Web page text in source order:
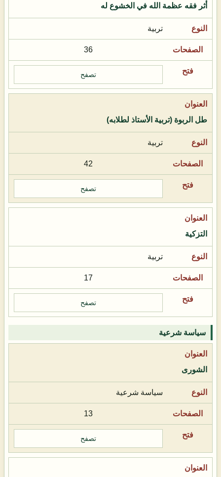
أثر فقه عظمة الله في الخشوع له
تربية
36
تصفح
طل الربوة (تربية الأستاذ لطلابه)
تربية
42
تصفح
التزكية
تربية
17
تصفح
سياسة شرعية
الشورى
سياسة شرعية
13
تصفح